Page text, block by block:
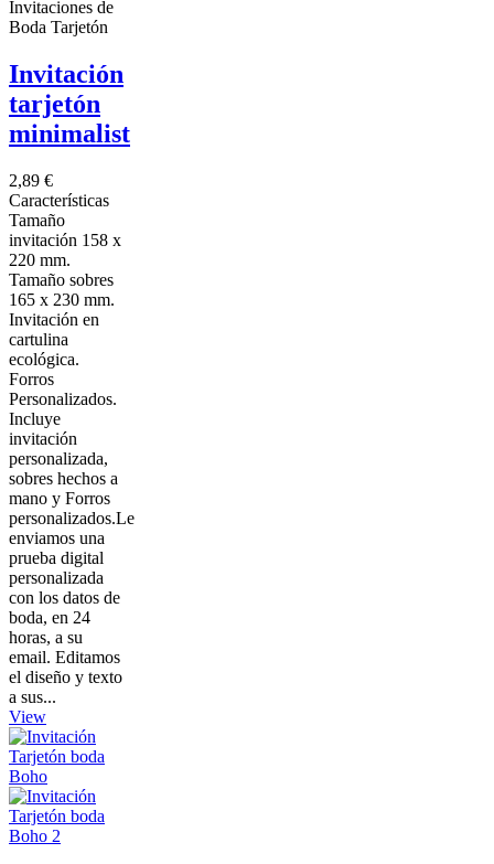
Invitaciones de
Boda Tarjetón
Invitación
tarjetón
minimalist
2,89 €
Características
Tamaño
invitación 158 x
220 mm.
Tamaño sobres
165 x 230 mm.
Invitación en
cartulina
ecológica.
Forros
Personalizados.
Incluye
invitación
personalizada,
sobres hechos a
mano y Forros
personalizados.Le
enviamos una
prueba digital
personalizada
con los datos de
boda, en 24
horas, a su
email. Editamos
el diseño y texto
a sus...
View